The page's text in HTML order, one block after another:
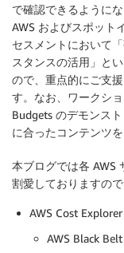
で確認できるように
AWS およびスポット
セスメントにおいて
スタンスの活用」と
ので、重点的にご支
す。なお、ワークシ
Budgets のデモンス
に合ったコンテンツ
本ブログでは各 AWS
割愛しておりますの
AWS Cost Explorer
AWS Black Belt